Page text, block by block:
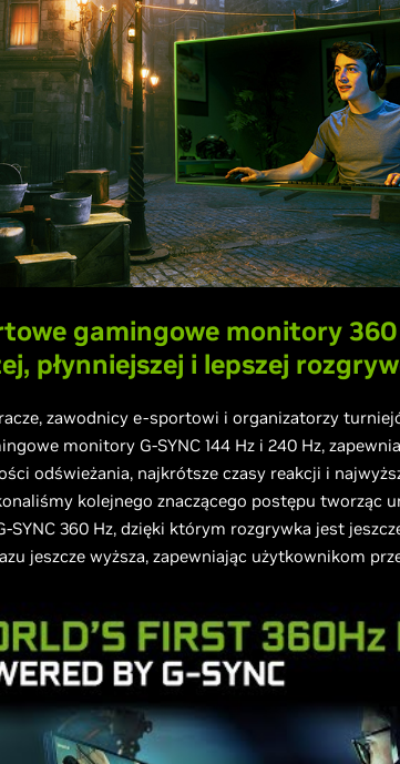
gamingowe monitory 360
płynniejszej i lepszej
zawodnicy e-sportowi i organizatorzy
monitory G-SYNC 144 Hz i 240 Hz,
odświeżania, najkrótsze czasy reakcji i
kolejnego znaczącego postępu tworząc
SYNC 360 Hz, dzięki którym rozgrywka jest
jeszcze wyższa, zapewniając użytkownikom